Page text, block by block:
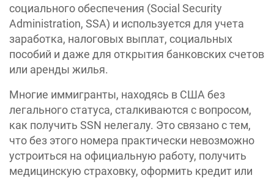
социального обеспечения (Social Security
Administration, SSA) и используется для учета
заработка, налоговых выплат, социальных
пособий и даже для открытия банковских счетов
или аренды жилья.
Многие иммигранты, находясь в США без
легального статуса, сталкиваются с вопросом,
как получить SSN нелегалу. Это связано с тем,
что без этого номера практически невозможно
устроиться на официальную работу, получить
медицинскую страховку, оформить кредит или